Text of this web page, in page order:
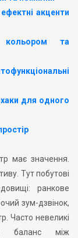
акценти
кольором та
для одного
має значення.
Тут побутові
ранкове
зум-дзвінок,
Часто невеликі
баланс між